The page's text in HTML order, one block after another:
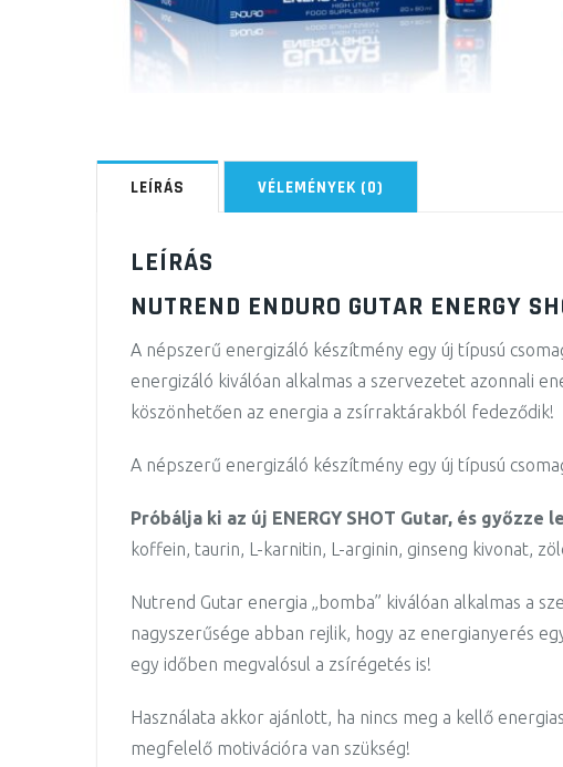
LEÍRÁS VÉLEMÉNYEK (0)
LEÍRÁS
NUTREND ENDURO GUTAR ENERGY
A népszerű energizáló készítmény egy új típusú
energizáló kiválóan alkalmas a szervezetet azonnali
köszönhetően az energia a zsírraktárakból fedeződik!
A népszerű energizáló készítmény egy új típusú
Próbálja ki az új ENERGY SHOT Gutar, és
koffein, taurin, L-karnitin, L-arginin, ginseng kivonat,
Nutrend Gutar energia „bomba” kiválóan alkalmas a
nagyszerűsége abban rejlik, hogy az energianyerés
egy időben megvalósul a zsírégetés is!
Használata akkor ajánlott, ha nincs meg a kellő
megfelelő motivációra van szükség!